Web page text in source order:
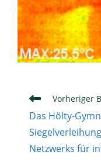
Weitere
ansehen
Vorheriger
Das Hölty-
Netzwerks für